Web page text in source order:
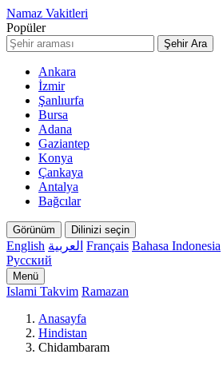
Namaz Vakitleri
Popüler
Şehir Ara
Ankara
İzmir
Şanlıurfa
Bursa
Adana
Gaziantep
Konya
Çankaya
Antalya
Bağcılar
Görünüm Dilinizi seçin
English العربية Français Bahasa Indonesia
Русский
Menü
Islami Takvim Ramazan
Anasayfa
Hindistan
Chidambaram